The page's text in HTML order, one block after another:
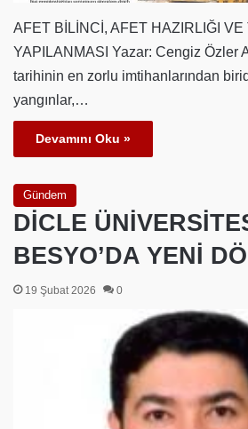
AFET BİLİNCİ, AFET HAZIRLIĞI VE
YAPILANMASI Yazar: Cengiz Özler
tarihinin en zorlu imtihanlarından
yangınlar,…
Devamını Oku »
Gündem
DİCLE
BESYO’DA YENİ
19 Şubat 2026 0